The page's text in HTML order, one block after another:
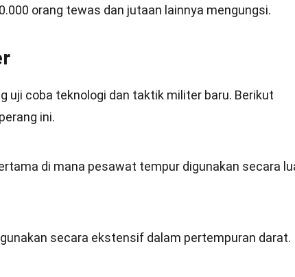
orang tewas dan jutaan lainnya mengungsi.
uji coba teknologi dan taktik militer baru. Berikut
ini.
di mana pesawat tempur digunakan secara
secara ekstensif dalam pertempuran darat.